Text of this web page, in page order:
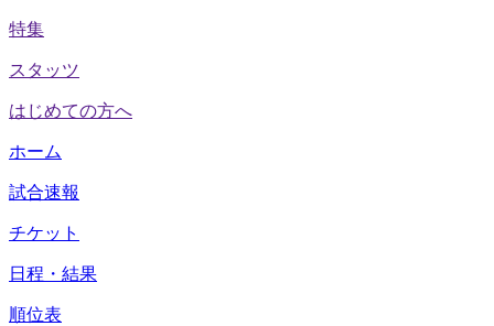
特集
スタッツ
はじめての方へ
ホーム
試合速報
チケット
日程・結果
順位表